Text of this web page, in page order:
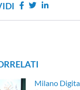
Milano